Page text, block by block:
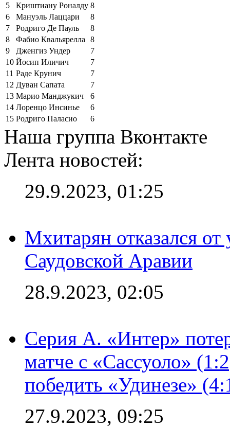
5
Криштиану Роналду 8
6
Мануэль Лаццари
8
7
Родриго Де Пауль
8
8
Фабио Квальярелла
8
9
Дженгиз Ундер
7
10 Йосип Иличич
7
11 Раде Крунич
7
12 Дуван Сапата
7
13 Марио Манджукич
6
14 Лоренцо Инсинье
6
15 Родриго Паласио 6
Наша группа Вконтакте
Лента новостей:
29.9.2023, 01:25
Мхитарян отказался от
Саудовской Аравии
28.9.2023, 02:05
Серия А. «Интер»
матче с «Сассуоло»
победить «Удинезе»
27.9.2023, 09:25